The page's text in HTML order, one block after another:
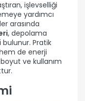
işlevselliği
yardımcı
arasında
, depolama
bulunur. Pratik
de enerji
ve kullanım